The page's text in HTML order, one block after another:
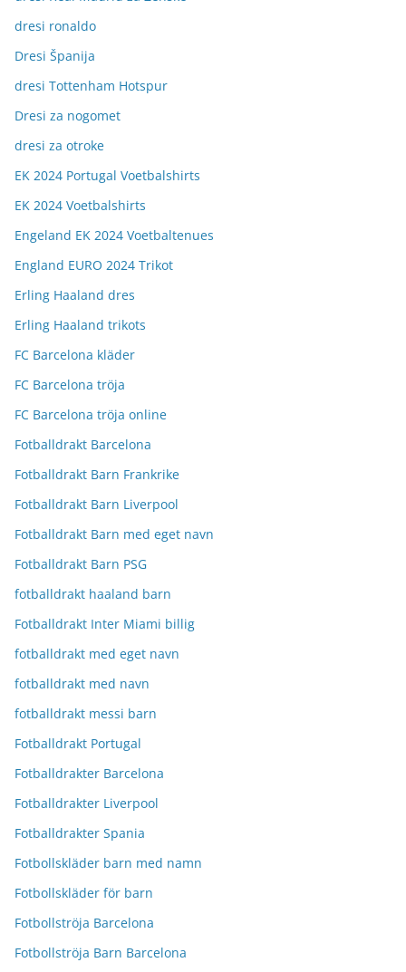
dresi ronaldo
Dresi Španija
dresi Tottenham Hotspur
Dresi za nogomet
dresi za otroke
EK 2024 Portugal Voetbalshirts
EK 2024 Voetbalshirts
Engeland EK 2024 Voetbaltenues
England EURO 2024 Trikot
Erling Haaland dres
Erling Haaland trikots
FC Barcelona kläder
FC Barcelona tröja
FC Barcelona tröja online
Fotballdrakt Barcelona
Fotballdrakt Barn Frankrike
Fotballdrakt Barn Liverpool
Fotballdrakt Barn med eget navn
Fotballdrakt Barn PSG
fotballdrakt haaland barn
Fotballdrakt Inter Miami billig
fotballdrakt med eget navn
fotballdrakt med navn
fotballdrakt messi barn
Fotballdrakt Portugal
Fotballdrakter Barcelona
Fotballdrakter Liverpool
Fotballdrakter Spania
Fotbollskläder barn med namn
Fotbollskläder för barn
Fotbollströja Barcelona
Fotbollströja Barn Barcelona